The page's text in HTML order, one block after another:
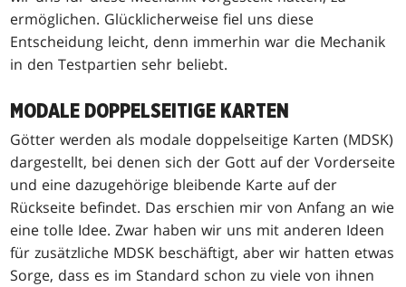
ermöglichen. Glücklicherweise fiel uns diese
Entscheidung leicht, denn immerhin war die Mechanik
in den Testpartien sehr beliebt.
MODALE DOPPELSEITIGE KARTEN
Götter werden als modale doppelseitige Karten (MDSK)
dargestellt, bei denen sich der Gott auf der Vorderseite
und eine dazugehörige bleibende Karte auf der
Rückseite befindet. Das erschien mir von Anfang an wie
eine tolle Idee. Zwar haben wir uns mit anderen Ideen
für zusätzliche MDSK beschäftigt, aber wir hatten etwas
Sorge, dass es im Standard schon zu viele von ihnen